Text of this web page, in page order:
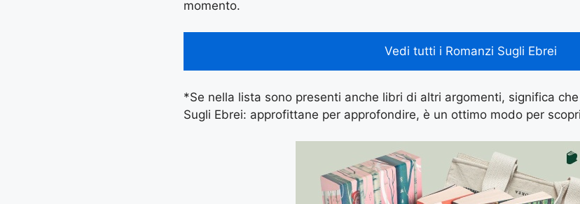
momento.
Vedi tutti i Romanzi Sugli Ebrei
*Se nella lista sono presenti anche libri di altri argomenti, significa
Sugli Ebrei: approfittane per approfondire, è un ottimo modo per